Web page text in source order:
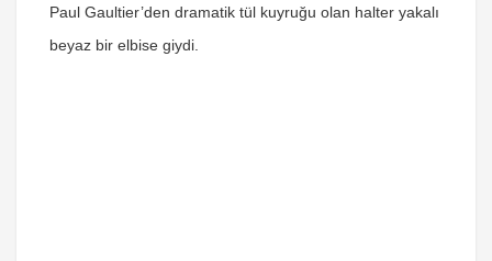
Paul Gaultier’den dramatik tül kuyruğu olan halter yakalı
beyaz bir elbise giydi.